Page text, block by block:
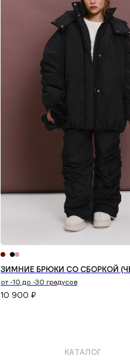
ЗИМНИЕ БРЮКИ СО СБОРКОЙ
от -10 до -30 градусов
10 900 ₽
КАТАЛОГ